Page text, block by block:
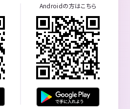
Androidの方はこちら